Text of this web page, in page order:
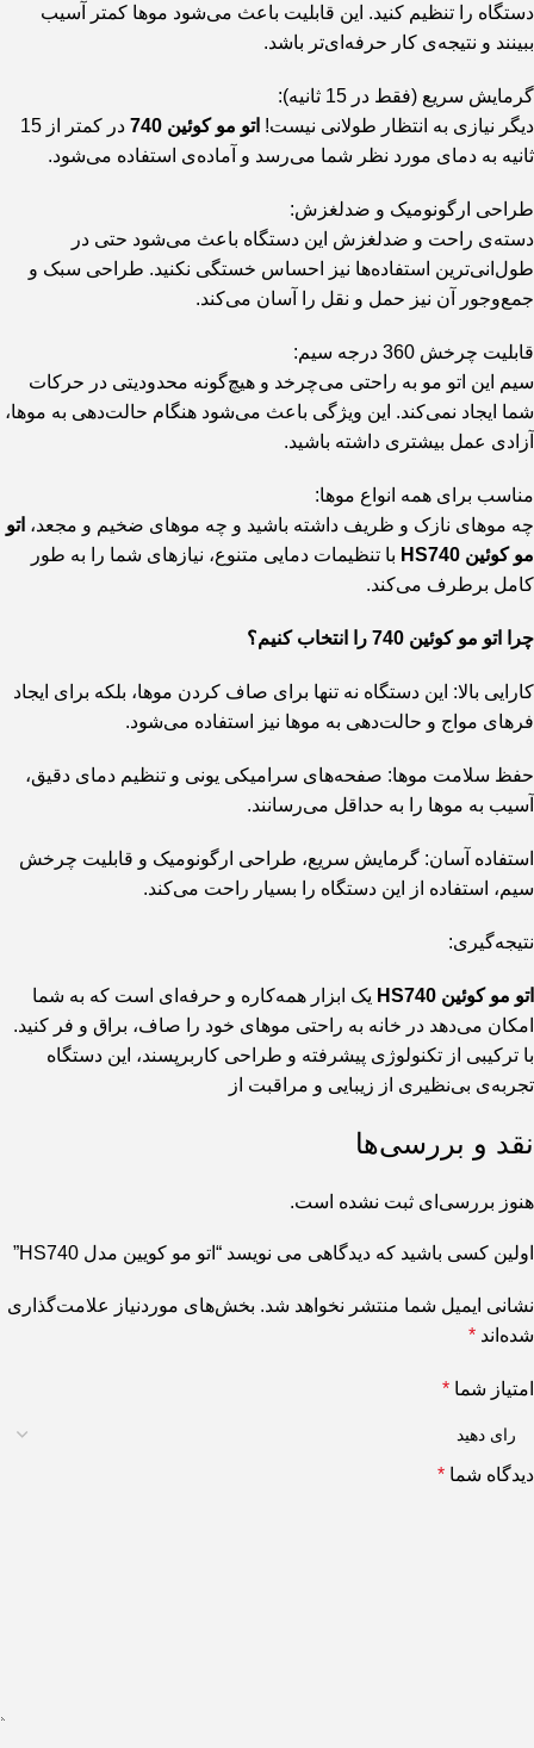
دستگاه را تنظیم کنید. این قابلیت باعث می‌شود موها کمتر آسیب
ببینند و نتیجه‌ی کار حرفه‌ای‌تر باشد.
گرمایش سریع (فقط در 15 ثانیه):
دیگر نیازی به انتظار طولانی نیست! اتو مو کوئین 740
در کمتر از 15
ثانیه به دمای مورد نظر شما می‌رسد و آماده‌ی استفاده می‌شود.
طراحی ارگونومیک و ضدلغزش:
دسته‌ی راحت و ضدلغزش این دستگاه باعث می‌شود حتی در
طول‌انی‌ترین استفاده‌ها نیز احساس خستگی نکنید. طراحی سبک و
جمع‌وجور آن نیز حمل و نقل را آسان می‌کند.
قابلیت چرخش 360 درجه سیم:
سیم این اتو مو به راحتی می‌چرخد و هیچ‌گونه محدودیتی در حرکات
شما ایجاد نمی‌کند. این ویژگی باعث می‌شود هنگام حالت‌دهی به موها،
آزادی عمل بیشتری داشته باشید.
مناسب برای همه انواع موها:
چه موهای نازک و ظریف داشته باشید و چه موهای ضخیم و مجعد، اتو
مو کوئین HS740
با تنظیمات دمایی متنوع، نیازهای شما را به طور
کامل برطرف می‌کند.
چرا اتو مو کوئین 740 را انتخاب کنیم؟
کارایی بالا: این دستگاه نه تنها برای صاف کردن موها، بلکه برای ایجاد
فرهای مواج و حالت‌دهی به موها نیز استفاده می‌شود.
حفظ سلامت موها: صفحه‌های سرامیکی یونی و تنظیم دمای دقیق،
آسیب به موها را به حداقل می‌رسانند.
استفاده آسان: گرمایش سریع، طراحی ارگونومیک و قابلیت چرخش
سیم، استفاده از این دستگاه را بسیار راحت می‌کند.
نتیجه‌گیری:
اتو مو کوئین HS740
یک ابزار همه‌کاره و حرفه‌ای است که به شما
امکان می‌دهد در خانه به راحتی موهای خود را صاف، براق و فر کنید.
با ترکیبی از تکنولوژی پیشرفته و طراحی کاربرپسند، این دستگاه
تجربه‌ی بی‌نظیری از زیبایی و مراقبت از
نقد و بررسی‌ها
هنوز بررسی‌ای ثبت نشده است.
اولین کسی باشید که دیدگاهی می نویسد “اتو مو کویین مدل HS740”
نشانی ایمیل شما منتشر نخواهد شد. بخش‌های موردنیاز علامت‌گذاری
شده‌اند *
امتیاز شما *
دیدگاه شما *